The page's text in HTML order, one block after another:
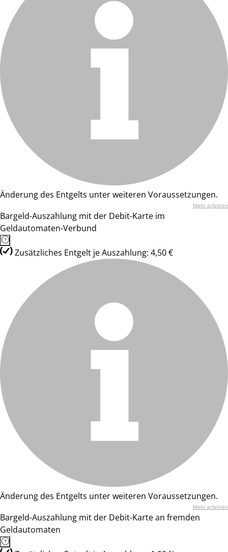
Änderung des Entgelts unter weiteren Voraussetzungen.
Mehr erfahren
Bargeld-Auszahlung mit der Debit-Karte im
Geldautomaten-Verbund
Zusätzliches Entgelt je Auszahlung: 4,50 €
Änderung des Entgelts unter weiteren Voraussetzungen.
Mehr erfahren
Bargeld-Auszahlung mit der Debit-Karte an fremden
Geldautomaten